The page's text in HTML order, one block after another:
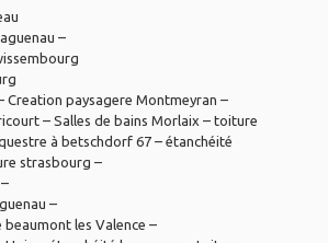
–
Creation paysagere Montmeyran –
– Salles de bains Morlaix – toiture
à betschdorf 67– étanchéité
strasbourg –
–
–
les Valence –